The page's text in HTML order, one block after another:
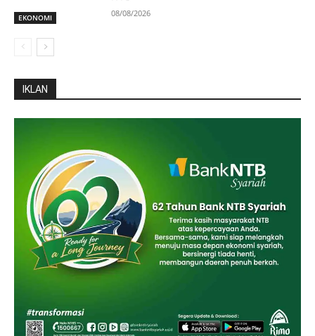
EKONOMI 08/08/2026
IKLAN